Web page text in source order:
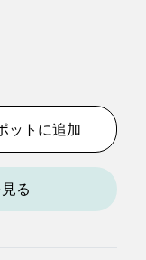
ットに追加
る